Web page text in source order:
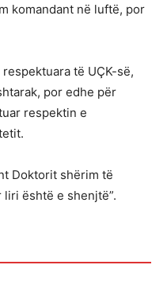
komandant në luftë, por
të UÇK-së,
por edhe për
respektin e
Doktorit shërim të
është e shenjtë”.